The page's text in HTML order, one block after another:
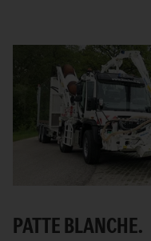
PATTE BLANCHE.